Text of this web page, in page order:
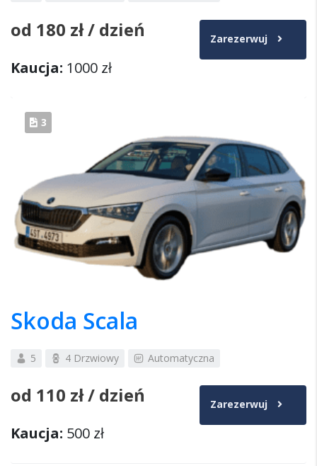
od 180 zł/ dzień Zarezerwuj
Kaucja: 1000 zł
3
Skoda Scala
5 4 Drzwiowy Automatyczna
od 110 zł/ dzień Zarezerwuj
Kaucja: 500 zł